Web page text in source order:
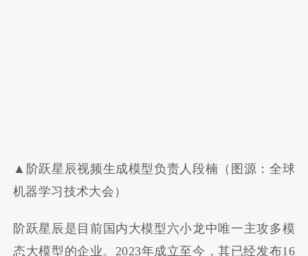
▲阶跃星辰视频生成模型负责人段楠（图源：全球
机器学习技术大会）
阶跃星辰是目前国内大模型六小龙中唯一主攻多模
态大模型的企业。2023年成立至今，其已经发布16